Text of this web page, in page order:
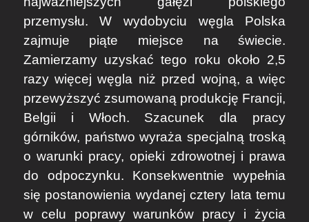
przemysłu. W wydobyciu węgla Polska
zajmuje piąte miejsce na świecie.
Zamierzamy uzyskać tego roku około 2,5
razy więcej węgla niż przed wojną, a więc
przewyższyć zsumowaną produkcję Francji,
Belgii i Włoch. Szacunek dla pracy
górników, państwo wyraża specjalną troską
o warunki pracy, opieki zdrowotnej i prawa
do odpoczynku. Konsekwentnie wypełnia
się postanowienia wydanej cztery lata temu
w celu poprawy warunków pracy i życia